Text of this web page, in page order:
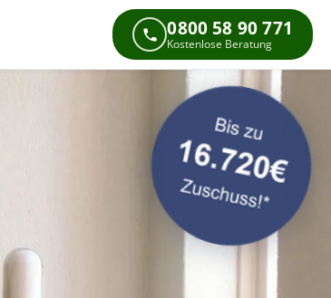
0800 58 90 771
Kostenlose Beratung